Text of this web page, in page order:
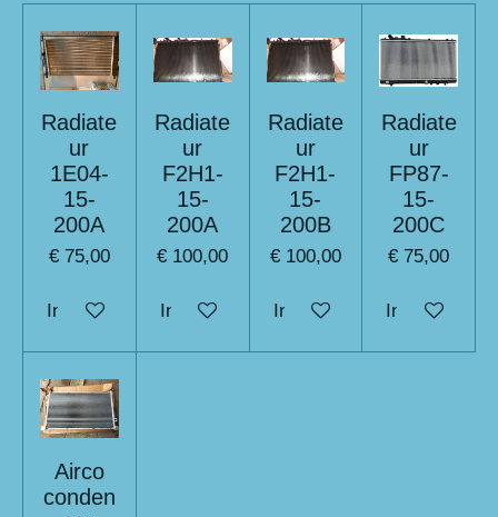
Radiate
ur
1E04-
15-
200A
€ 75,00
In winkelwagen
Radiate
ur
F2H1-
15-
200A
€ 100,00
In winkelwagen
Radiate
ur
F2H1-
15-
200B
€ 100,00
In winkelwagen
Radiate
ur
FP87-
15-
200C
€ 75,00
In
Airco
conden